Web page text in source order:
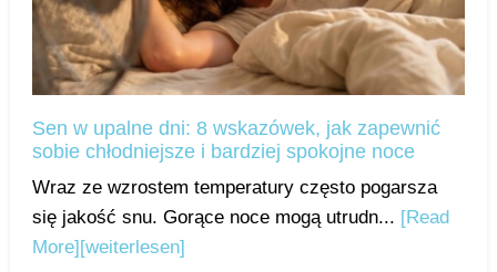
Sen w upalne dni: 8 wskazówek, jak zapewnić
sobie chłodniejsze i bardziej spokojne noce
Wraz ze wzrostem temperatury często pogarsza
się jakość snu. Gorące noce mogą utrudn... [Read
More][weiterlesen]